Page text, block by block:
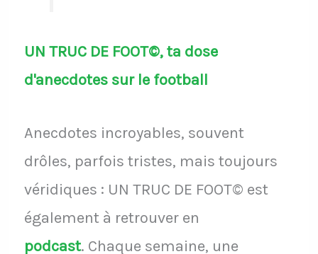
UN TRUC DE FOOT©, ta dose
d'anecdotes sur le football
Anecdotes incroyables, souvent
drôles, parfois tristes, mais toujours
véridiques : UN TRUC DE FOOT© est
également à retrouver en
podcast. Chaque semaine, une